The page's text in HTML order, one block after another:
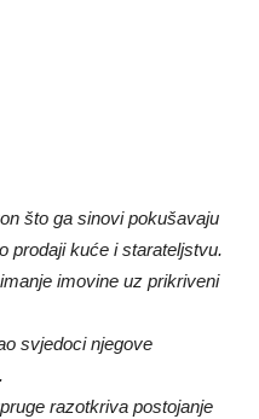
što ga sinovi pokušavaju
prodaji kuće i starateljstvu.
imovine uz prikriveni
svjedoci njegove
razotkriva postojanje